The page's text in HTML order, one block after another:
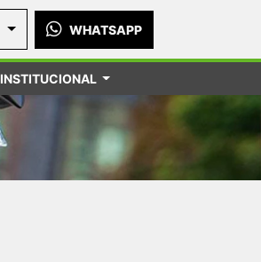
WHATSAPP
INSTITUCIONAL